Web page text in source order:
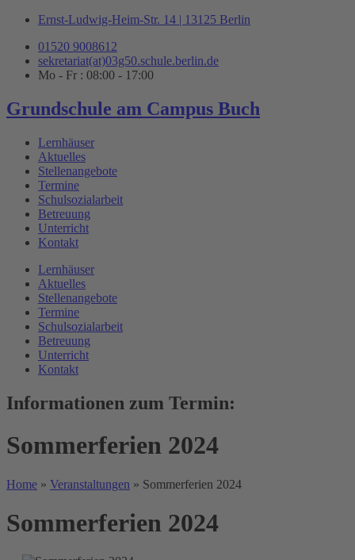
Zum
springen
Ernst-Ludwig-Heim-Str. 14 | 13125 Berlin
01520 9008612
sekretariat(at)03g50.schule.berlin.de
Mo - Fr : 08:00 - 17:00
Grundschule am Campus Buch
Lernhäuser
Aktuelles
Stellenangebote
Termine
Schulsozialarbeit
Betreuung
Unterricht
Kontakt
Lernhäuser
Aktuelles
Stellenangebote
Termine
Schulsozialarbeit
Betreuung
Unterricht
Kontakt
Informationen zum Termin:
Sommerferien 2024
Home » Veranstaltungen » Sommerferien 2024
Sommerferien 2024